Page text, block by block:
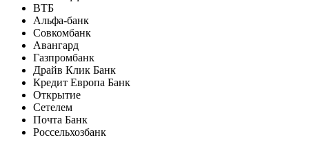
ВТБ
Альфа-банк
Совкомбанк
Авангард
Газпромбанк
Драйв Клик Банк
Кредит Европа Банк
Открытие
Сетелем
Почта Банк
Россельхозбанк